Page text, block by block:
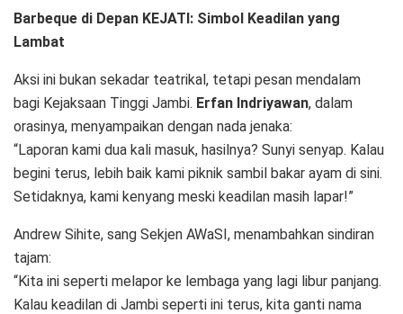
Barbeque di Depan KEJATI: Simbol Keadilan yang
Lambat
Aksi ini bukan sekadar teatrikal, tetapi pesan mendalam
bagi Kejaksaan Tinggi Jambi. Erfan Indriyawan, dalam
orasinya, menyampaikan dengan nada jenaka:
“Laporan kami dua kali masuk, hasilnya? Sunyi senyap. Kalau
begini terus, lebih baik kami piknik sambil bakar ayam di sini.
Setidaknya, kami kenyang meski keadilan masih lapar!”
Andrew Sihite, sang Sekjen AWaSI, menambahkan sindiran
tajam:
“Kita ini seperti melapor ke lembaga yang lagi libur panjang.
Kalau keadilan di Jambi seperti ini terus, kita ganti nama